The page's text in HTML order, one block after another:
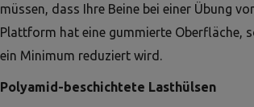
müssen, dass Ihre Beine bei einer Übung
Plattform hat eine gummierte Oberfläche,
ein Minimum reduziert wird.
Polyamid-beschichtete Lasthülsen